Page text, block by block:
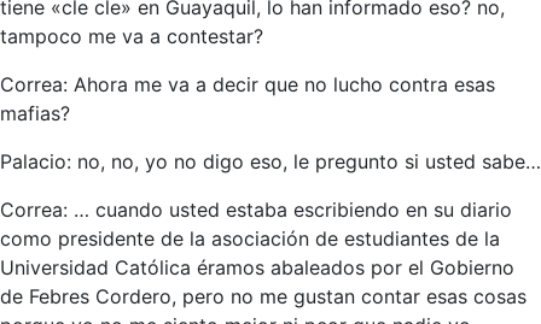
tiene «cle cle» en Guayaquil, lo han informado eso? no,
tampoco me va a contestar?
Correa: Ahora me va a decir que no lucho contra esas
mafias?
Palacio: no, no, yo no digo eso, le pregunto si usted sabe…
Correa: … cuando usted estaba escribiendo en su diario
como presidente de la asociación de estudiantes de la
Universidad Católica éramos abaleados por el Gobierno
de Febres Cordero, pero no me gustan contar esas cosas